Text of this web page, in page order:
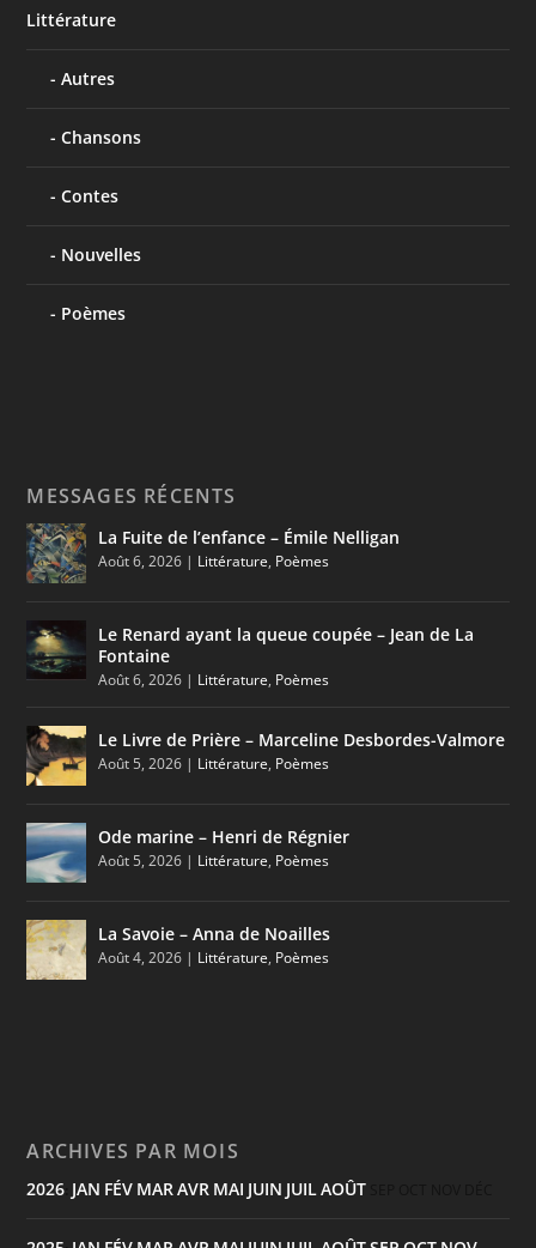
Littérature
Autres
Chansons
Contes
Nouvelles
Poèmes
MESSAGES RÉCENTS
La Fuite de l’enfance – Émile Nelligan
Août 6, 2026 | Littérature, Poèmes
Le Renard ayant la queue coupée – Jean de La
Fontaine
Août 6, 2026 | Littérature, Poèmes
Le Livre de Prière – Marceline Desbordes-Valmore
Août 5, 2026 | Littérature, Poèmes
Ode marine – Henri de Régnier
Août 5, 2026 | Littérature, Poèmes
La Savoie – Anna de Noailles
Août 4, 2026 | Littérature, Poèmes
ARCHIVES PAR MOIS
2026 JAN FÉV MARAVR MAI JUIN JUILAOÛT